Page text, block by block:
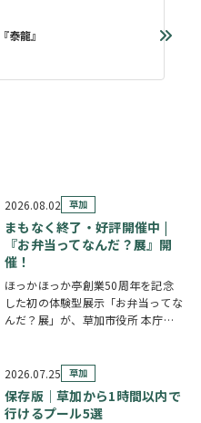
泰龍』
2026.08.02 草加
まもなく終了・好評開催中 |
『お弁当ってなんだ？展』開
催！
ほっかほっか亭創業50周年を記念
した初の体験型展示「お弁当ってな
んだ？展」が、草加市役所 本庁舎1
見て・触れて・参加しながらお弁当
の魅力を楽しめるイベントです。お
子さまから大人…
2026.07.25 草加
保存版｜草加から1時間以内で
行けるプール5選